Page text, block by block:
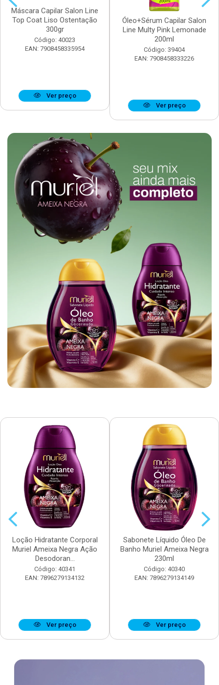
Máscara Capilar Salon Line
Top Coat Liso Ostentação
300gr
Código: 40023
EAN: 7908458335954
Ver preço
Óleo+Sérum Capilar Salon
Line Multy Pink Lemonade
200ml
Código: 39404
EAN: 7908458333226
Ver preço
Loção Hidratante Corporal
Muriel Ameixa Negra Ação
Desodoran...
Código: 40341
EAN: 7896279134132
Ver preço
Sabonete Líquido Óleo De
Banho Muriel Ameixa Negra
230ml
Código: 40340
EAN: 7896279134149
Ver preço